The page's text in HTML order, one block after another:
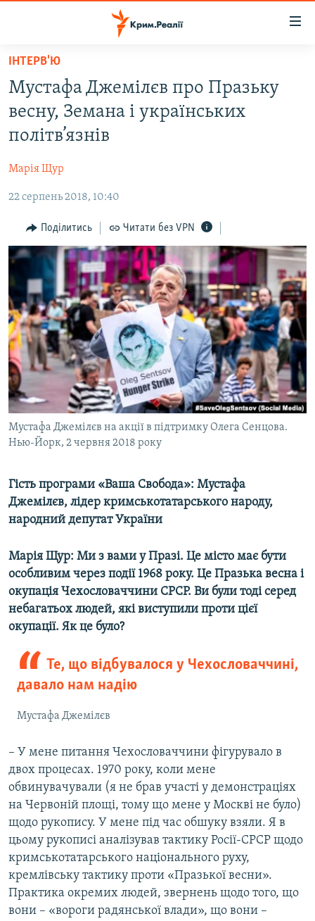
Перейти
основного
матеріалу
Перейти
до
основної
навігації
Перейти
пошуку
ВОДА.КРИМ
ВІДЕО ТА ФОТО
БЛОГИ
ПОГЛЯД
ІНТЕРВ'Ю
ВСЕ ЗА ДЕНЬ
СПЕЦПРОЕКТИ
ДЕПОРТАЦІЯ
ВІДЕОУРОКИ «ELIFBE»
СВІДЧЕННЯ ОКУПАЦІЇ
УКРАЇНСЬКА ПРОБЛЕМА КРИМУ
ІНФОГРАФІКА
ЯК ОБІЙТИ БЛОКУВАННЯ
Русский
Qırımtatar
ДОЛУЧАЙСЯ!
ІНТЕРВ'Ю
Мустафа Джемілєв про Празьку
весну, Земана і українських
політв’язнів
Марія Щур
22 серпень 2018, 10:40
Поділитись Читати без VPN
Мустафа Джемілєв на акції в підтримку Олега Сенцова.
Нью-Йорк, 2 червня 2018 року
Гість програми «Ваша Свобода»: Мустафа
Джемілєв, лідер кримськотатарського народу,
народний депутат України
Марія Щур: Ми з вами у Празі. Це місто має бути
особливим через події 1968 року. Це Празька весна і
окупація Чехословаччини СРСР. Ви були тоді серед
небагатьох людей, які виступили проти цієї
окупації. Як це було?
Те, що відбувалося у Чехословаччині,
давало нам надію
Мустафа Джемілєв
– У мене питання Чехословаччини фігурувало в
двох процесах. 1970 року, коли мене
обвинувачували (я не брав участі у демонстраціях
на Червоній площі, тому що мене у Москві не було)
щодо рукопису. У мене під час обшуку взяли. Я в
цьому рукописі аналізував тактику Росії-СРСР щодо
кримськотатарського національного руху,
кремлівську тактику проти «Празької весни».
Практика окремих людей, звернень щодо того, що
вони – «вороги радянської влади», що вони –